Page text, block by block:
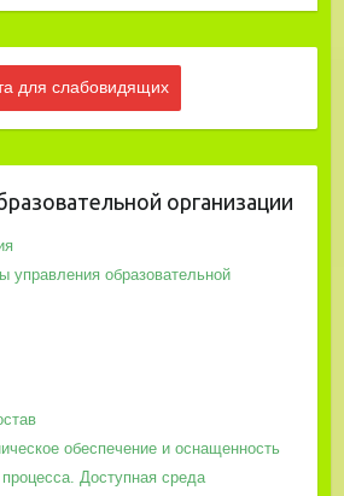
для слабовидящих
организации
управления образовательной
обеспечение и оснащенность
Доступная среда